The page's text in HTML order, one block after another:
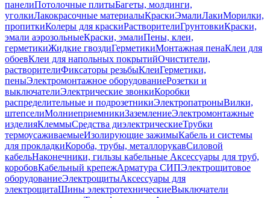
панелиПотолочные плитыБагеты, молдинги,
уголкиЛакокрасочные материалыКраскиЭмалиЛакиМорилки,
пропиткиКолеры для краскиРастворителиГрунтовкиКраски,
эмали аэрозольныеКраски, эмалиПены, клеи,
герметикиЖидкие гвоздиГерметикиМонтажная пенаКлеи для
обоевКлеи для напольных покрытийОчистители,
растворителиФиксаторы резьбыКлеиГерметики,
пеныЭлектромонтажное оборудованиеРозетки и
выключателиЭлектрические звонкиКоробки
распределительные и подрозетникиЭлектропатроныВилки,
штепселиМолниеприемникиЗаземлениеЭлектромонтажные
изделияКлеммыСредства диэлектрическиеТрубки
термоусаживаемыеИзолирующие зажимыКабель и системы
для прокладкиКороба, трубы, металлорукавСиловой
кабельНаконечники, гильзы кабельные Аксессуары для труб,
коробовКабельный крепежАрматура СИПЭлектрощитовое
оборудованиеЭлектрощитыАксессуары для
электрощитаШины электротехническиеВыключатели